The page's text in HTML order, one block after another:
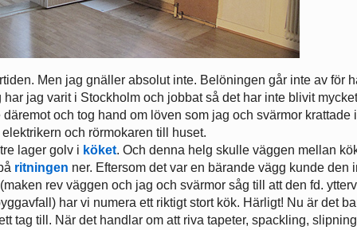
Men jag gnäller absolut inte. Belöningen går inte av för
jag varit i Stockholm och jobbat så det har inte blivit mycket
och tog hand om löven som jag och svärmor krattade
och rörmokaren till huset.
lager golv i köket. Och denna helg skulle väggen mellan
ritningen ner. Eftersom det var en bärande vägg kunde den
rev väggen och jag och svärmor såg till att den fd.
har vi numera ett riktigt stort kök. Härligt! Nu är det
tag till. När det handlar om att riva tapeter, spackling,